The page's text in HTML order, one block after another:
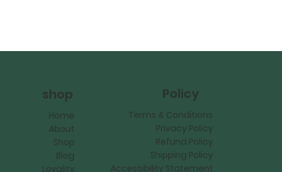
shop
Home
About
Shop
Blog
Loyality
Policy
Terms & Conditions
Privacy Policy
Refund Policy
Shipping Policy
Accessibility Statement